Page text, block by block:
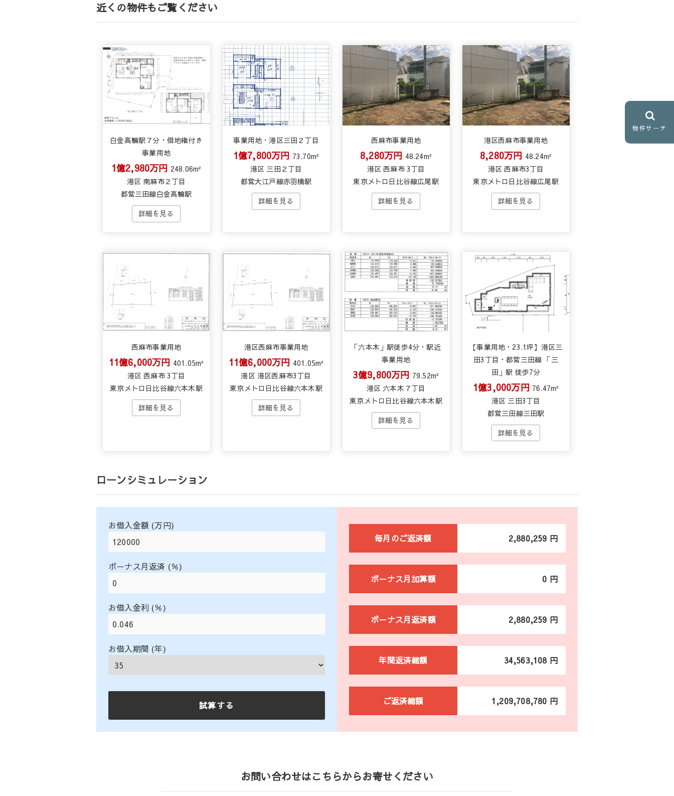
近くの物件もご覧ください
白金高輪駅７分・借地権付き
事業用地
1億2,980万円 248.06m²
港区 南麻布２丁目
都営三田線白金高輪駅
事業用地・港区三田２丁目
1億7,800万円 73.70m²
港区 三田２丁目
都営大江戸線赤羽橋駅
西麻布事業用地
8,280万円 48.24m²
港区 西麻布 3丁目
東京メトロ日比谷線広尾駅
港区西麻布事業用地
8,280万円 48.24m²
港区 西麻布3丁目
東京メトロ日比谷線広尾駅
西麻布事業用地
11億6,000万円 401.05m²
港区 西麻布 3丁目
東京メトロ日比谷線六本木駅
港区西麻布事業用地
11億6,000万円 401.05m²
港区 港区西麻布3丁目
東京メトロ日比谷線六本木駅
「六本木」駅徒歩4分・駅近
事業用地
3億9,800万円 79.52m²
港区 六本木７丁目
東京メトロ日比谷線六本木駅
【事業用地・23.1坪】港区三
田3丁目・都営三田線 「三
田」駅 徒歩7分
1億3,000万円 76.47m²
港区 三田3丁目
都営三田線三田駅
ローンシミュレーション
お借入金額 (万円)
ボーナス月返済 (％)
お借入金利 (％)
お借入期間 (年)
毎月のご返済額 2,880,259 円
ボーナス月加算額 0 円
ボーナス月返済額 2,880,259 円
年間返済総額 34,563,108 円
ご返済総額 1,209,708,780 円
お問い合わせはこちらからお寄せください
物件サーチ